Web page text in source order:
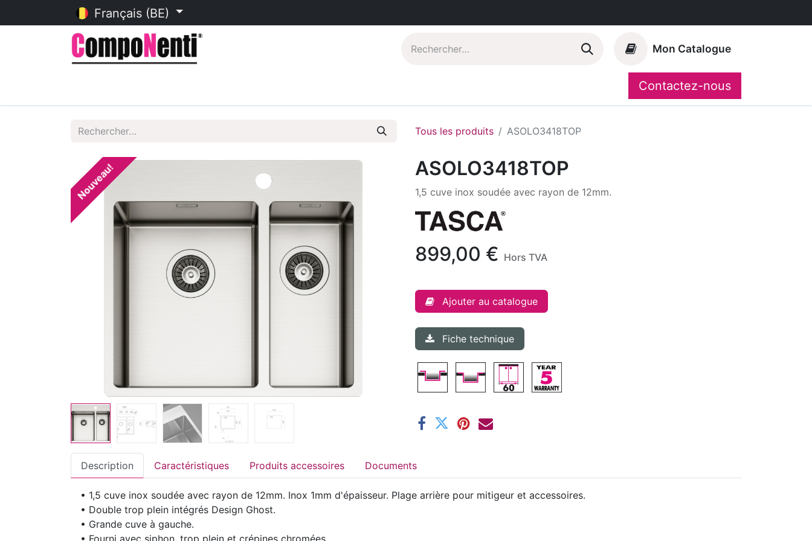
Français (BE)
Mon Catalogue
CompoShop
Contactez-nous
Tous les produits ASOLO3418TOP
Nouveau! ASOLO3418TOP
1,5 cuve inox soudée avec rayon de 12mm.
899,00 € Hors TVA
Ajouter au catalogue
Fiche technique
Description Caractéristiques Produits accessoires Documents
• 1,5 cuve inox soudée avec rayon de 12mm. Inox 1mm d'épaisseur. Plage arrière pour mitigeur et accessoires.
• Double trop plein intégrés Design Ghost.
• Grande cuve à gauche.
• Fourni avec siphon, trop plein et crépines chromées